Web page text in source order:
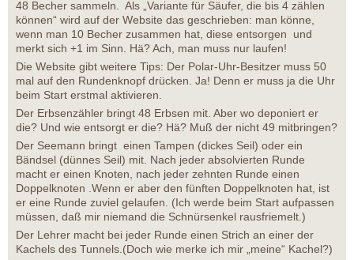
48 Becher sammeln. Als „Variante für Säufer, die bis 4 zählen
können“ wird auf der Website das geschrieben: man könne,
wenn man 10 Becher zusammen hat, diese entsorgen und
merkt sich +1 im Sinn. Hä? Ach, man muss nur laufen!
Die Website gibt weitere Tips: Der Polar-Uhr-Besitzer muss 50
mal auf den Rundenknopf drücken. Ja! Denn er muss ja die Uhr
beim Start erstmal aktivieren.
Der Erbsenzähler bringt 48 Erbsen mit. Aber wo deponiert er
die? Und wie entsorgt er die? Hä? Muß der nicht 49 mitbringen?
Der Seemann bringt einen Tampen (dickes Seil) oder ein
Bändsel (dünnes Seil) mit. Nach jeder absolvierten Runde
macht er einen Knoten, nach jeder zehnten Runde einen
Doppelknoten .Wenn er aber den fünften Doppelknoten hat, ist
er eine Runde zuviel gelaufen. (Ich werde beim Start aufpassen
müssen, daß mir niemand die Schnürsenkel rausfriemelt.)
Der Lehrer macht bei jeder Runde einen Strich an einer der
Kachels des Tunnels.(Doch wie merke ich mir „meine“ Kachel?)